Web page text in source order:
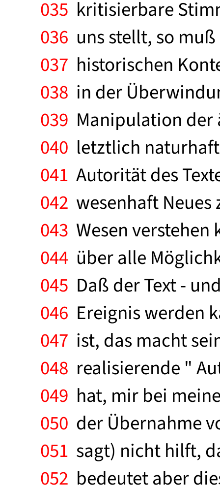
035 kritisierbare
036 uns stellt, so
037 historischen
038 in der
039 Manipulation der
040 letztlich
041 Autorität des
042 wesenhaft
043 Wesen
044 über alle
045 Daß der Text -
046 Ereignis werden
047 ist, das macht
048 realisierende "
049 hat, mir bei
050 der Übernahme
051 sagt) nicht hilft,
052 bedeutet aber